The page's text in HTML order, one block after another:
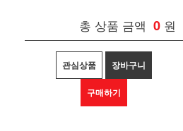
총 상품 금액 0 원
관심상품 장바구니
구매하기